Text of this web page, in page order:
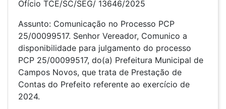
Ofício TCE/SC/SEG/ 13646/2025
Assunto: Comunicação no Processo PCP
25/00099517. Senhor Vereador, Comunico a
disponibilidade para julgamento do processo
PCP 25/00099517, do(a) Prefeitura Municipal de
Campos Novos, que trata de Prestação de
Contas do Prefeito referente ao exercício de
2024.